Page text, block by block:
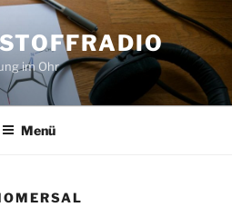
im Ohr
Menü